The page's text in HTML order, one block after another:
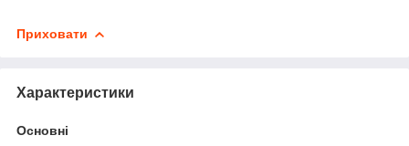
Приховати
Характеристики
Основні